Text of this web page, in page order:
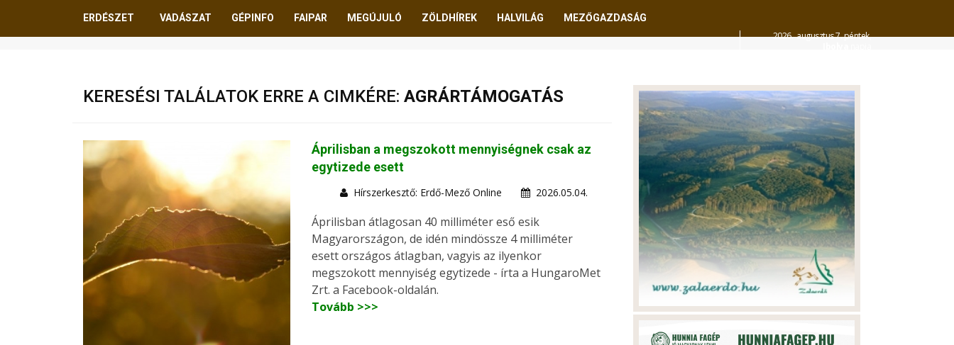
ERDÉSZET VADÁSZAT GÉPINFO FAIPAR MEGÚJULÓ ZÖLDHÍREK HALVILÁG MEZŐGAZDASÁG
2026. augusztus 7. péntek,
KERESÉSI TALÁLATOK ERRE A CIMKÉRE: AGRÁRTÁMOGATÁS
Áprilisban a megszokott mennyiségnek csak az
egytizede esett
Hírszerkesztő: Erdő-Mező Online 2026.05.04.
Áprilisban átlagosan 40 milliméter eső esik
Magyarországon, de idén mindössze 4 milliméter
esett országos átlagban, vagyis az ilyenkor
megszokott mennyiség egytizede - írta a HungaroMet
Zrt. a Facebook-oldalán.
Tovább >>>